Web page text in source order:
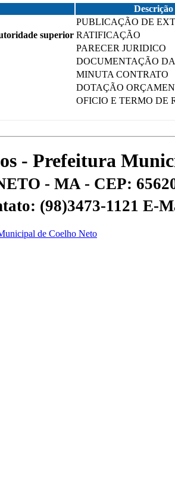
Descrição
PUBLICAÇÃO DE
superior RATIFICAÇÃO
PARECER JURIDICO
DOCUMENTAÇÃO
MINUTA CONTRATO
DOTAÇÃO
OFICIO E TERMO DE
- Prefeitura
- MA - CEP:
(98)3473-1121 E-
de Coelho Neto